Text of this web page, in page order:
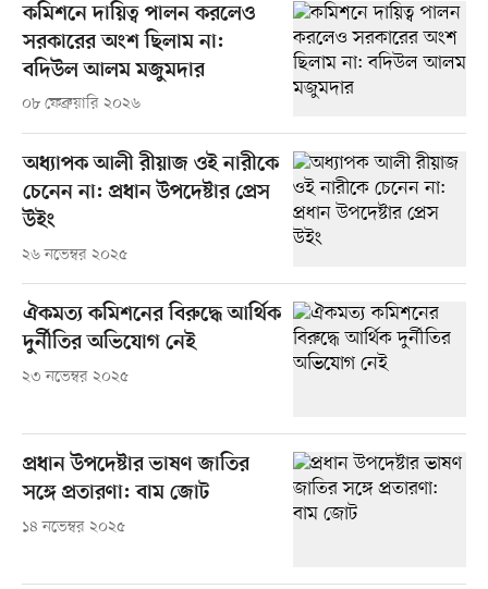
কমিশনে দায়িত্ব পালন করলেও
সরকারের অংশ ছিলাম না:
বদিউল আলম মজুমদার
০৮ ফেব্রুয়ারি ২০২৬
অধ্যাপক আলী রীয়াজ ওই নারীকে
চেনেন না: প্রধান উপদেষ্টার প্রেস
উইং
২৬ নভেম্বর ২০২৫
ঐকমত্য কমিশনের বিরুদ্ধে আর্থিক
দুর্নীতির অভিযোগ নেই
২৩ নভেম্বর ২০২৫
প্রধান উপদেষ্টার ভাষণ জাতির
সঙ্গে প্রতারণা: বাম জোট
১৪ নভেম্বর ২০২৫